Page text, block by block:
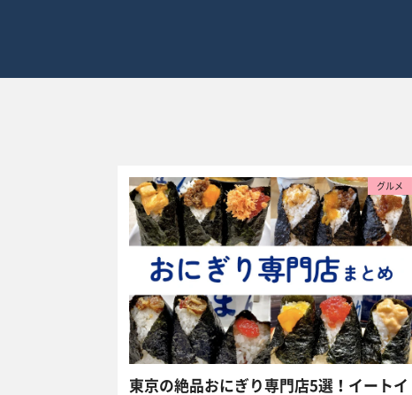
グルメ
東京の絶品おにぎり専門店5選！イートイ